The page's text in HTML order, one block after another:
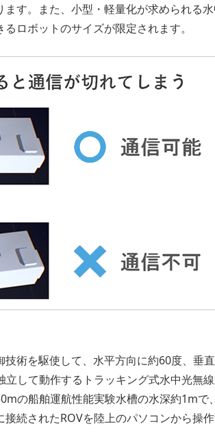
ます。また、小型・軽量化が求められる
ロボットのサイズが限定されます。
術を駆使して、水平方向に約60度、垂
して動作するトラッキング式水中光無
の船舶運航性能実験水槽の水深約1mで
続されたROVを陸上のパソコンから操